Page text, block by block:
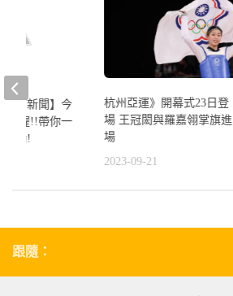
杭州亞運》開幕式23日登
場 王冠閎與羅嘉翎掌旗進
場
2023-09-21
體育新聞】今
導喔!!帶你一
運動!